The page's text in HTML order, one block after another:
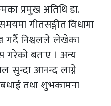
प्रमुख अतिथि डा.
गीतसङ्गीत विधामा
निश्चलले लेखेका
गरेको बताए । अन्य
सुन्दा आनन्द लाग्ने
तथा शुभकामना